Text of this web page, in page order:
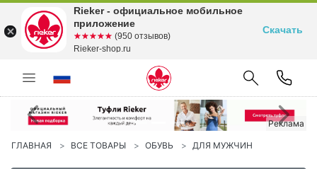
Реклама
Предыдущий
ГЛАВНАЯ ВСЕ ТОВАРЫ ОБУВЬ ДЛЯ МУЖЧИН
Rieker - официальное мобильное
приложение
☆☆☆☆☆
★★★★★ (950 отзывов)
Rieker-shop.ru
Скачать